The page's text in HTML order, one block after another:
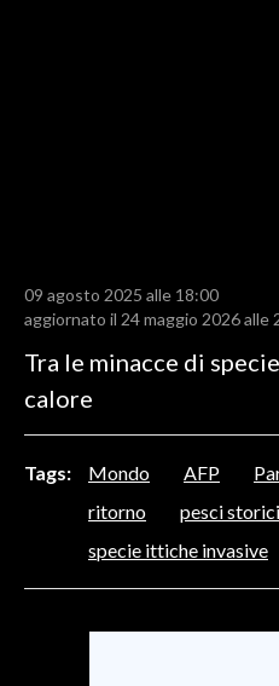
RISULTATI E CLASSIFICHE
CALCIO REGIONALE
BASKET
MOTORI
ALTRI SPORT
09 agosto 2025 alle 18:00
aggiornato il 24 maggio 2026 alle
Tra le minacce di
calore
Tags: Mondo AFP
ritorno
pesci storici
specie ittiche invasive